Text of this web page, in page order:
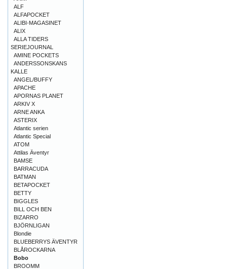
ALF
ALFAPOCKET
ALIBI-MAGASINET
ALIX
ALLA TIDERS
SERIEJOURNAL
AMINE POCKETS
ANDERSSONSKANS
KALLE
ANGEL/BUFFY
APACHE
APORNAS PLANET
ARKIV X
ARNE ANKA
ASTERIX
Atlantic serien
Atlantic Special
ATOM
Attilas Äventyr
BAMSE
BARRACUDA
BATMAN
BETAPOCKET
BETTY
BIGGLES
BILL OCH BEN
BIZARRO
BJÖRNLIGAN
Blondie
BLUEBERRYS ÄVENTYR
BLÅROCKARNA
Bobo
BROOMM